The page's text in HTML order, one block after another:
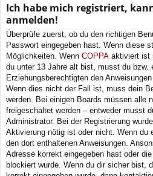
Ich habe mich registriert,
anmelden!
Überprüfe zuerst, ob du den richtigen
Passwort eingegeben hast. Wenn diese
Möglichkeiten. Wenn COPPA aktiviert ist
du unter 13 Jahre alt bist, musst du bzw.
Erziehungsberechtigten den
Wenn dies nicht der Fall ist, muss dein
werden. Bei einigen Boards müssen alle
freigeschaltet werden – entweder musst
Administrator. Bei der Registrierung
Aktivierung nötig ist oder nicht. Wenn du
den dort enthaltenen Anweisungen.
Adresse korrekt eingegeben hast oder
blockiert wurde. Wenn du dir sicher bist,